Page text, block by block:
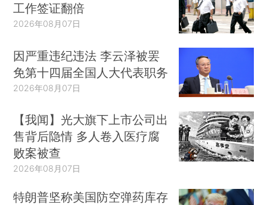
工作签证翻倍
2026年08月07日
因严重违纪违法 李云泽被罢
免第十四届全国人大代表职务
2026年08月07日
【我闻】光大旗下上市公司出
售背后隐情 多人卷入医疗腐
败案被查
2026年08月07日
特朗普坚称美国防空弹药库存